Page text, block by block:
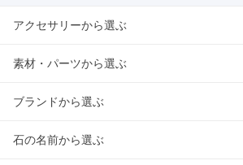
アクセサリーから選ぶ
素材・パーツから選ぶ
ブランドから選ぶ
石の名前から選ぶ